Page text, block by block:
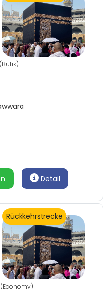
(Butik)
Detail
Rückkehrstrecke
(Economy)